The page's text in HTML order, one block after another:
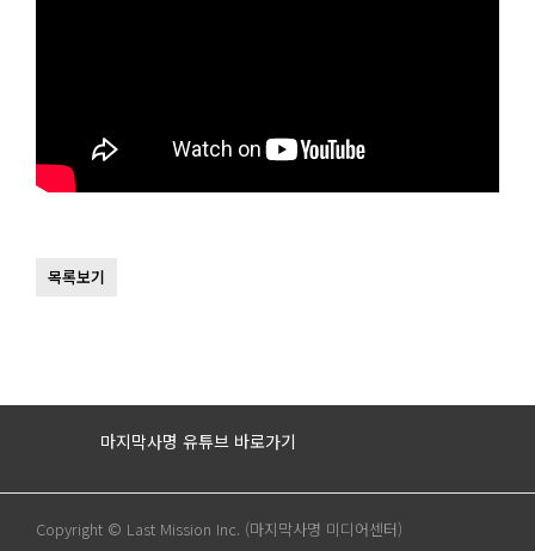
목록보기
마지막사명 유튜브 바로가기
Copyright © Last Mission Inc. (마지막사명 미디어센터)